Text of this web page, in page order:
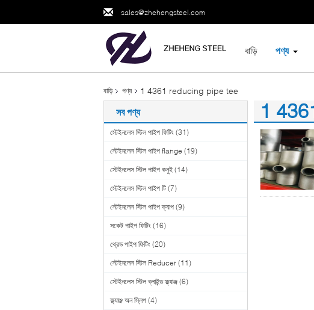
sales@zhehengsteel.com
বাড়ি পণ্য
বাড়ি পণ্য 1 4361 reducing pipe tee
সব পণ্য
স্টেইনলেস স্টিল পাইপ ফিটিং (31)
স্টেইনলেস স্টিল পাইপ flange (19)
স্টেইনলেস স্টিল পাইপ কনুই (14)
স্টেইনলেস স্টিল পাইপ টি (7)
স্টেইনলেস স্টিল পাইপ ক্যাপ (9)
সকেট পাইপ ফিটিং (16)
থ্রেড পাইপ ফিটিং (20)
স্টেইনলেস স্টিল Reducer (11)
স্টেইনলেস স্টিল ব্লাইন্ড ফ্ল্যাঞ্জ (6)
ফ্ল্যাঞ্জ অন স্লিপ (4)
1
(1)